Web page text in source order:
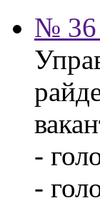
№ 36
-
-